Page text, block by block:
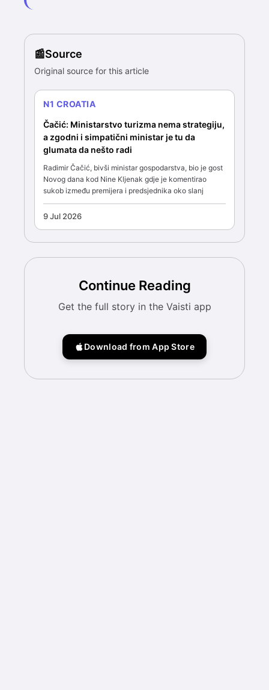
Source
Original source for this article
N1 CROATIA
Čačić: Ministarstvo turizma nema strategiju,
a zgodni i simpatični ministar je tu da
glumata da nešto radi
Radimir Čačić, bivši ministar gospodarstva, bio je gost
Novog dana kod Nine Kljenak gdje je komentirao
sukob između premijera i predsjednika oko slanj
9 Jul 2026
Continue Reading
Get the full story in the Vaisti app
Download from App Store